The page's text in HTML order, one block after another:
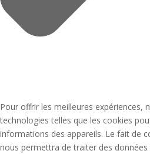
Pour offrir les meilleures expériences,
technologies telles que les cookies
informations des appareils. Le fait de
nous permettra de traiter des